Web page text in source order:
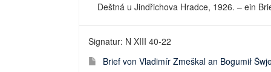
Deštná u Jindřichova Hradce, 1926. – ein
Signatur: N XIII 40-22
Brief von Vladimír Zmeškal an Bogumił